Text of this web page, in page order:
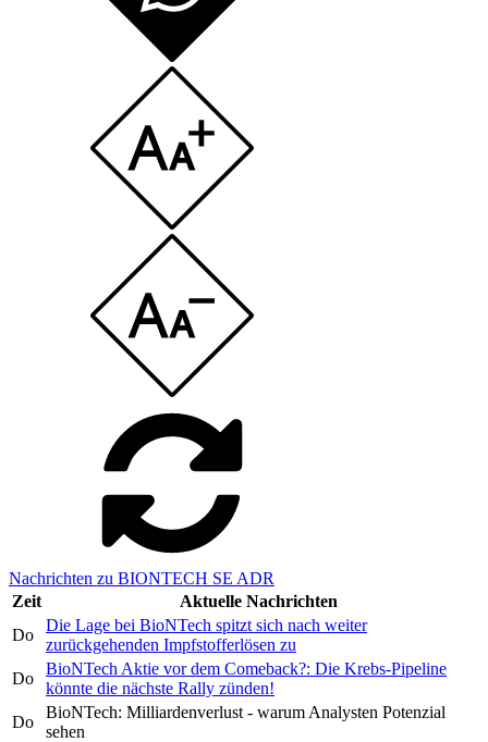
Nachrichten zu BIONTECH SE ADR
Zeit
Aktuelle Nachrichten
Do
Die Lage bei BioNTech spitzt sich nach weiter
zurückgehenden Impfstofferlösen zu
Do
BioNTech Aktie vor dem Comeback?: Die Krebs-Pipeline
könnte die nächste Rally zünden!
Do
BioNTech: Milliardenverlust - warum Analysten Potenzial
sehen